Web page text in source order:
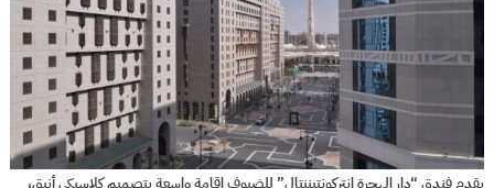
يقدم فندق “دار الهجرة إنتركونتيننتال” للضيوف إقامة واسعة بتصميم كلاسيكي أنيق،